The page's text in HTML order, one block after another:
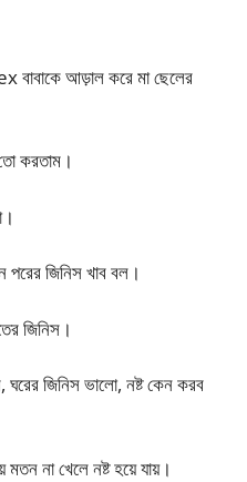
আড়াল করে মা ছেলের
করতাম।
পরের জিনিস খাব বল।
জিনিস।
ঘরের জিনিস ভালো, নষ্ট কেন করব
না খেলে নষ্ট হয়ে যায়।